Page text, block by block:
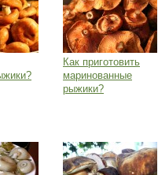
Как приготовить
маринованные
рыжики?